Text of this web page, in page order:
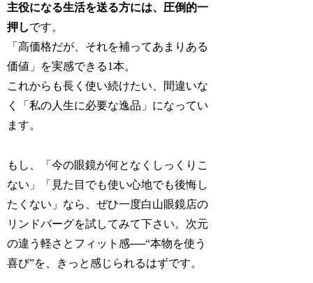
主役になる生活を送る方には、圧倒的一
押しです。
「高価格だが、それを補ってあまりある
価値」を実感できる1本。
これからも長く使い続けたい、間違いな
く「私の人生に必要な逸品」になってい
ます。
もし、「今の眼鏡が何となくしっくりこ
ない」「見た目でも使い心地でも後悔し
たくない」なら、ぜひ一度白山眼鏡店の
リンドバーグを試してみて下さい。次元
の違う軽さとフィット感──“本物を使う
喜び”を、きっと感じられるはずです。